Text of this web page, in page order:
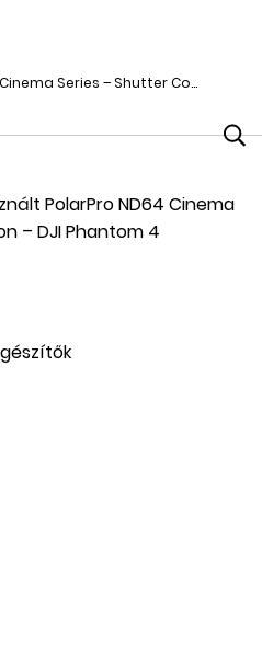
Használt PolarPro ND64 Cinema Series – Shutter Collection – DJI Phantom 4 PRO/ADVANCED Filter
PolarPro ND64 Cinema
– DJI Phantom 4